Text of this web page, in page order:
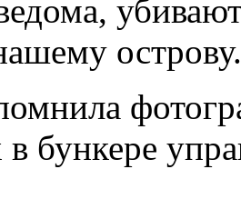
острову.
бункере